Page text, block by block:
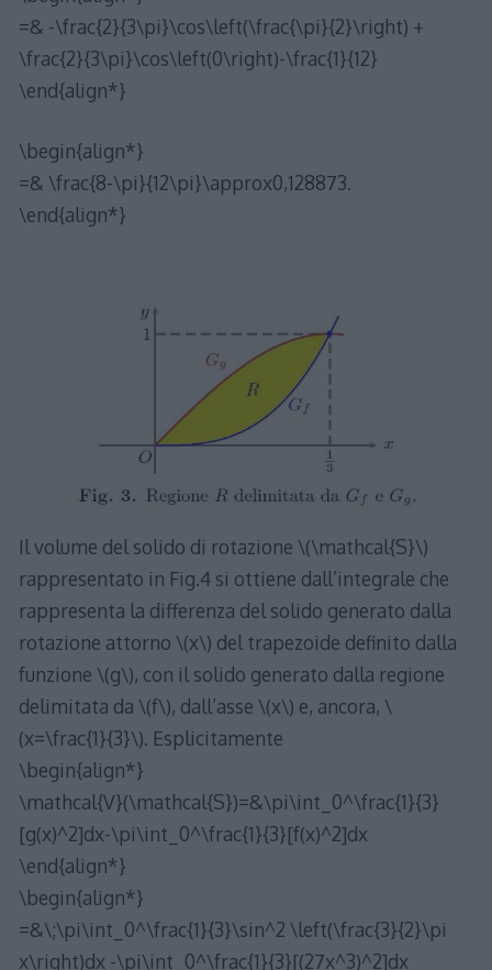
=& -\frac{2}{3\pi}\cos\left(\frac{\pi}{2}\right) +
\frac{2}{3\pi}\cos\left(0\right)-\frac{1}{12}
\end{align*}
\begin{align*}
=& \frac{8-\pi}{12\pi}\approx0,128873.
\end{align*}
Il volume del solido di rotazione \(\mathcal{S}\)
rappresentato in Fig.4 si ottiene dall’integrale che
rappresenta la differenza del solido generato dalla
rotazione attorno \(x\) del trapezoide definito dalla
funzione \(g\), con il solido generato dalla regione
delimitata da \(f\), dall’asse \(x\) e, ancora, \
(x=\frac{1}{3}\). Esplicitamente
\begin{align*}
\mathcal{V}(\mathcal{S})=&\pi\int_0^\frac{1}{3}
[g(x)^2]dx-\pi\int_0^\frac{1}{3}[f(x)^2]dx
\end{align*}
\begin{align*}
=&\;\pi\int_0^\frac{1}{3}\sin^2 \left(\frac{3}{2}\pi
x\right)dx -\pi\int_0^\frac{1}{3}[(27x^3)^2]dx